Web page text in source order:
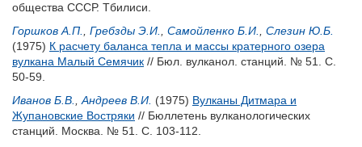
общества СССР. Тбилиси.
Горшков А.П.
Гребзды Э.И. Самойленко Б.И.
Слезин Ю.Б.
(1975) К расчету баланса тепла и массы кратерного озера
вулкана Малый Семячик // Бюл. вулканол. станций. № 51. С.
50-59.
Иванов Б.В.
Андреев В.И. (1975) Вулканы Дитмара и
Жупановские Востряки // Бюллетень вулканологических
станций. Москва. № 51. С. 103-112.